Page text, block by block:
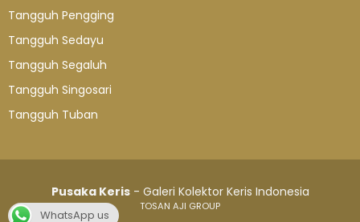
Tangguh Pengging
Tangguh Sedayu
Tangguh Segaluh
Tangguh Singosari
Tangguh Tuban
Pusaka Keris- Galeri Kolektor Keris Indonesia
TOSAN AJI GROUP
WhatsApp us